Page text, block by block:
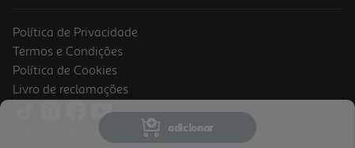
adicionar
Palmiers Auchan 300g
Política de Privacidade
Termos e Condições
Política de Cookies
Livro de reclamações
© Auchan Retail Portugal